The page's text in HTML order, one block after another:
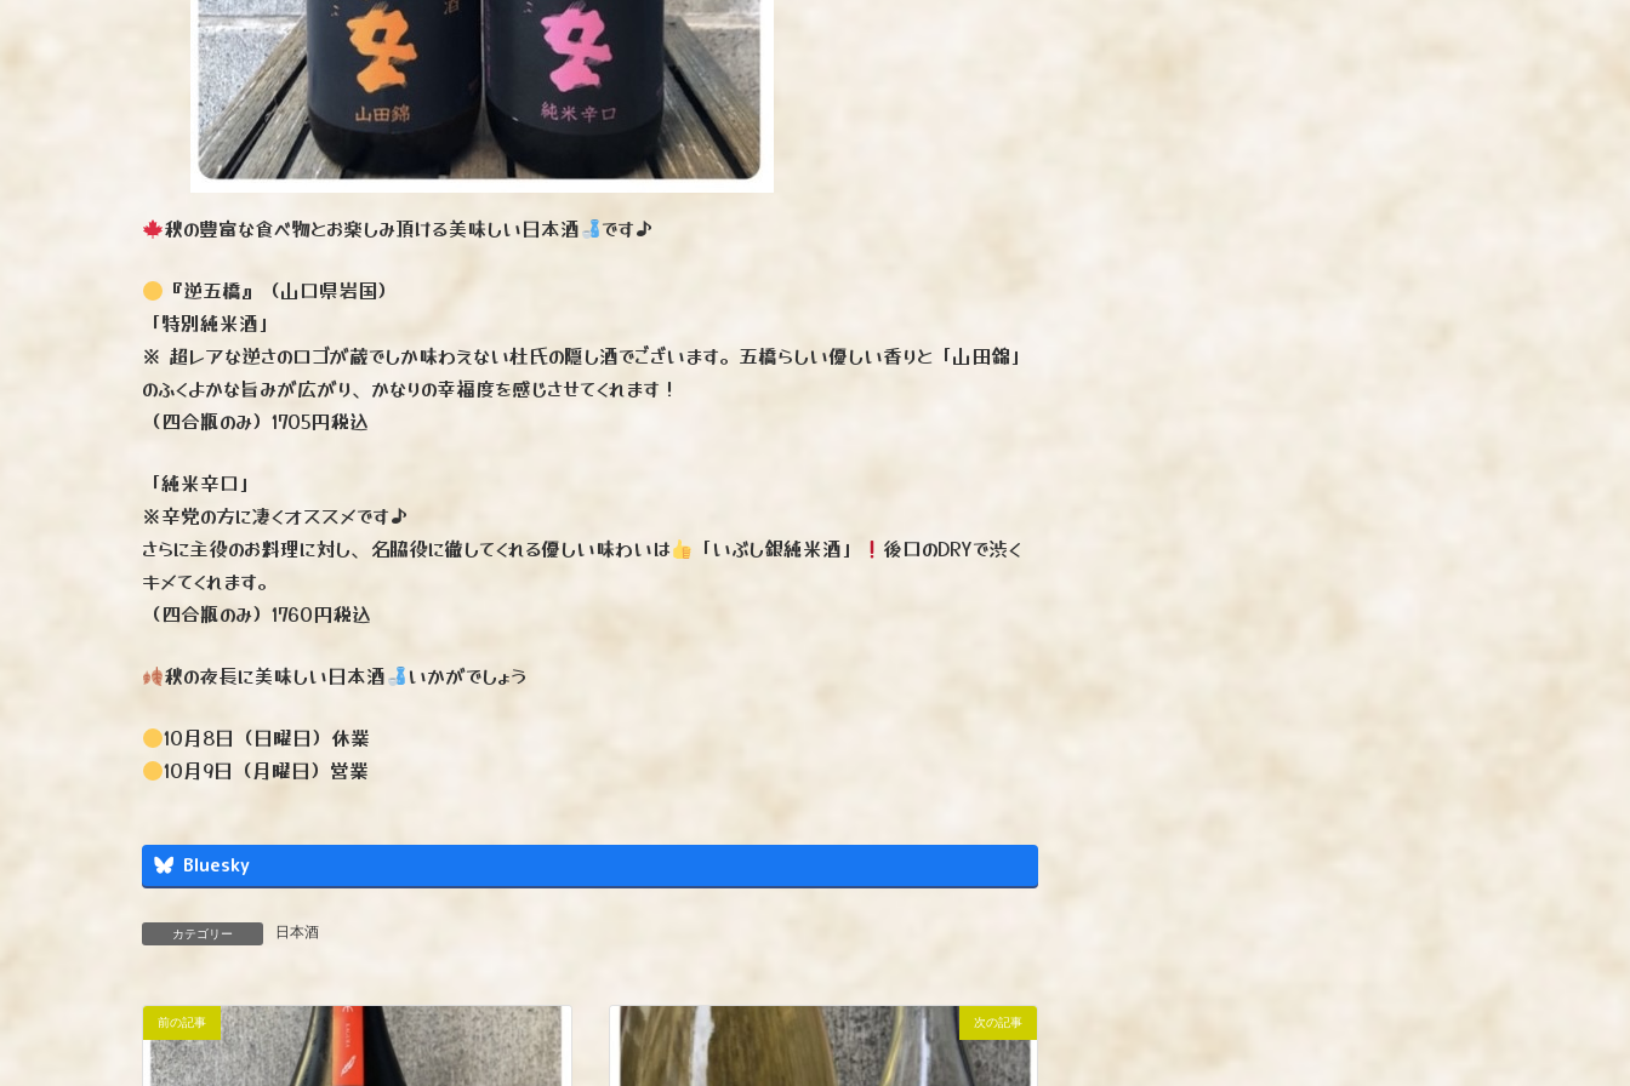
秋の豊富な食べ物とお楽しみ頂ける美味しい日本酒 です♪
『逆五橋』（山口県岩国）
「特別純米酒」
※ 超レアな逆さのロゴが蔵でしか味わえない杜氏の隠し酒でございます。五橋らしい優しい香りと「山田錦」
のふくよかな旨みが広がり、かなりの幸福度を感じさせてくれます！
（四合瓶のみ）1705円税込
「純米辛口」
※辛党の方に凄くオススメです♪
さらに主役のお料理に対し、名脇役に徹してくれる優しい味わいは
「いぶし銀純米酒」
後口のDRYで渋く
キメてくれます。
（四合瓶のみ）1760円税込
秋の夜長に美味しい日本酒 いかがでしょう
10月8日（日曜日）休業
10月9日（月曜日）営業
Bluesky
カテゴリー 日本酒
前の記事 次の記事